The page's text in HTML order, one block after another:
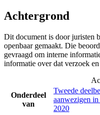
Achtergrond
Dit document is door juristen
openbaar gemaakt. Die
gevraagd om interne
informatie over dat verzoek
Onderdeel
van
Tweede
aanwezigen
2020